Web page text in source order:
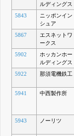
ルディングス
5843
ニッポンイン
シュア
5867
エスネットワ
ークス
5902
ホッカンホー
ルディングス
5922 那須電機鉄工
5941 中西製作所
5943 ノーリツ